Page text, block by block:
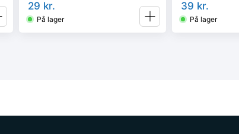
29 kr.
På lager
39 kr.
På lager